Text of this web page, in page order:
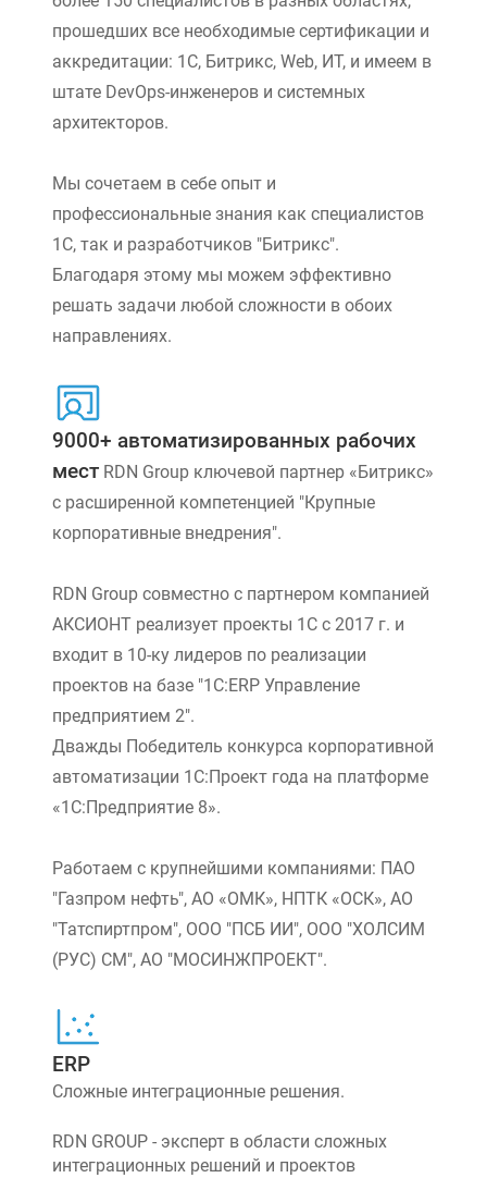
прошедших все необходимые сертификации и
аккредитации: 1С, Битрикс, Web, ИТ, и имеем в
штате DevOps-инженеров и системных
архитекторов.
Мы сочетаем в себе опыт и
профессиональные знания как специалистов
1С, так и разработчиков "Битрикс".
Благодаря этому мы можем эффективно
решать задачи любой сложности в обоих
направлениях.
9000+ автоматизированных рабочих
мест RDN Group ключевой партнер «Битрикс»
с расширенной компетенцией "Крупные
корпоративные внедрения".
RDN Group совместно с партнером компанией
АКСИОНТ реализует проекты 1С с 2017 г. и
входит в 10-ку лидеров по реализации
проектов на базе "1С:ERP Управление
предприятием 2".
Дважды Победитель конкурса корпоративной
автоматизации 1С:Проект года на платформе
«1С:Предприятие 8».
Работаем с крупнейшими компаниями: ПАО
"Газпром нефть", АО «ОМК», НПТК «ОСК», АО
"Татспиртпром", ООО "ПСБ ИИ", ООО "ХОЛСИМ
(РУС) СМ", АО "МОСИНЖПРОЕКТ".
ERP
Сложные интеграционные решения.
RDN GROUP - эксперт в области сложных
интеграционных решений и проектов